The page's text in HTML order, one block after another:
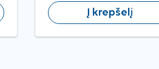
Į krepšelį